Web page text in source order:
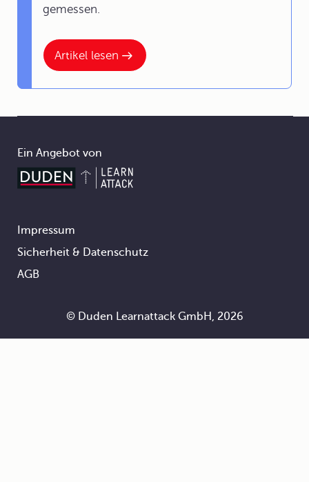
Artikel lesen
gemessen.
Ein Angebot von
Footer
Impressum
Sicherheit & Datenschutz
AGB
© Duden Learnattack GmbH, 2026